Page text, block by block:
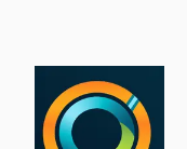
inhoud